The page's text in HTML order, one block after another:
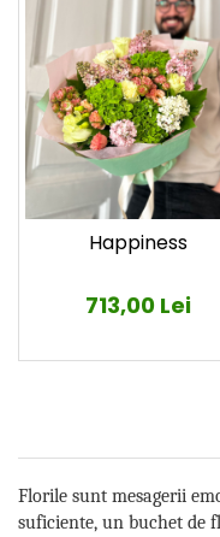
Happiness
713,00 Lei
Florile sunt mesagerii
suficiente, un buchet de